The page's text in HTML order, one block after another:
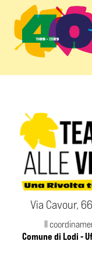
Via Cavour,
Il
Comune di Lodi -